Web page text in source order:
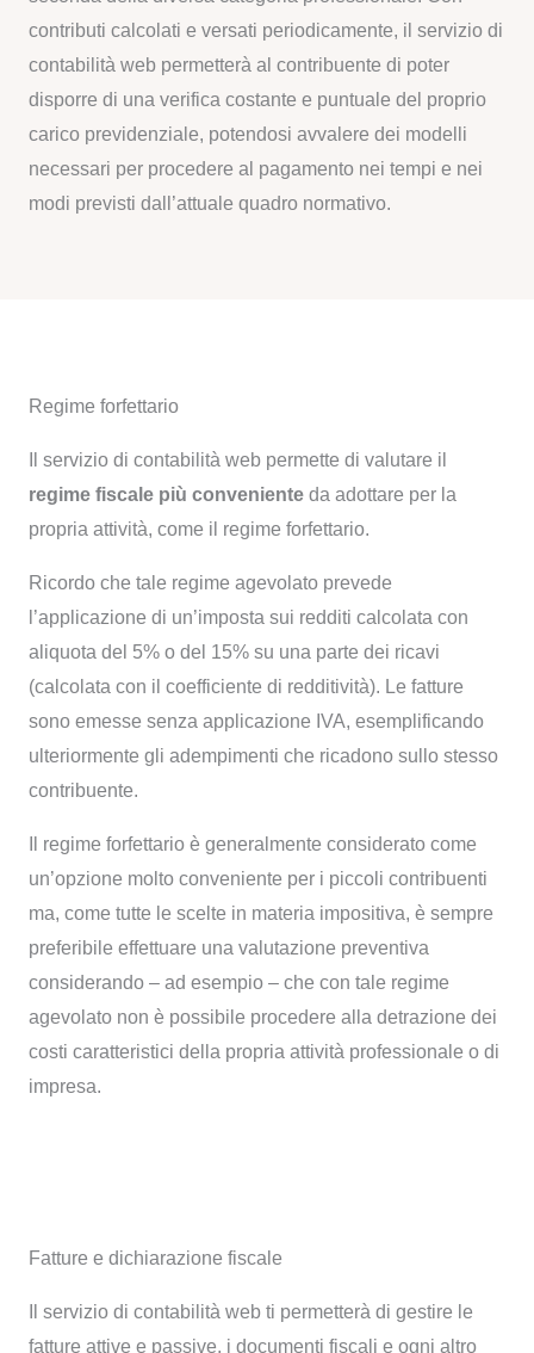
contributi calcolati e versati periodicamente, il servizio di
contabilità web permetterà al contribuente di poter
disporre di una verifica costante e puntuale del proprio
carico previdenziale, potendosi avvalere dei modelli
necessari per procedere al pagamento nei tempi e nei
modi previsti dall’attuale quadro normativo.
Regime forfettario
Il servizio di contabilità web permette di valutare il
regime fiscale più conveniente da adottare per la
propria attività, come il regime forfettario.
Ricordo che tale regime agevolato prevede
l’applicazione di un’imposta sui redditi calcolata con
aliquota del 5% o del 15% su una parte dei ricavi
(calcolata con il coefficiente di redditività). Le fatture
sono emesse senza applicazione IVA, esemplificando
ulteriormente gli adempimenti che ricadono sullo stesso
contribuente.
Il regime forfettario è generalmente considerato come
un’opzione molto conveniente per i piccoli contribuenti
ma, come tutte le scelte in materia impositiva, è sempre
preferibile effettuare una valutazione preventiva
considerando – ad esempio – che con tale regime
agevolato non è possibile procedere alla detrazione dei
costi caratteristici della propria attività professionale o di
impresa.
Fatture e dichiarazione fiscale
Il servizio di contabilità web ti permetterà di gestire le
fatture attive e passive, i documenti fiscali e ogni altro